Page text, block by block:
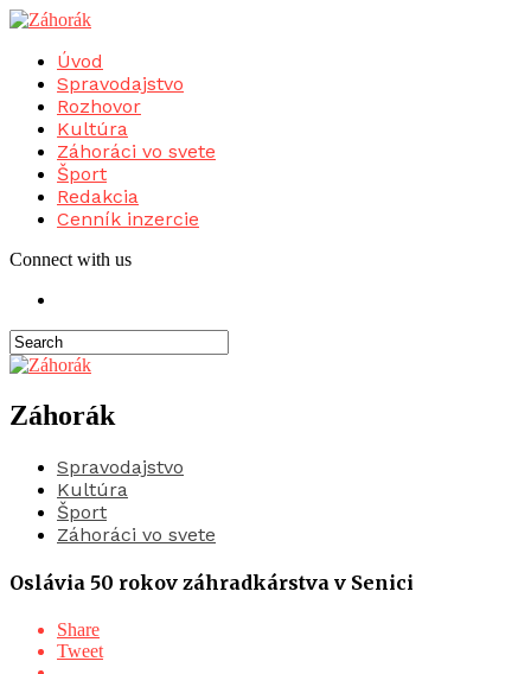
Úvod
Spravodajstvo
Rozhovor
Kultúra
Záhoráci vo svete
Šport
Redakcia
Cenník inzercie
Connect with us
Záhorák
Spravodajstvo
Kultúra
Šport
Záhoráci vo svete
Oslávia 50 rokov záhradkárstva v Senici
Share
Tweet